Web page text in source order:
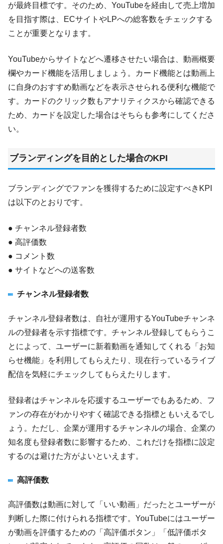
が最終目標です。そのため、YouTubeを経由して売上増加
を目指す際は、ECサイトやLPへの総客数をチェックする
ことが重要となります。
YouTubeからサイトなどへ遷移させたい場合は、動画概要
欄やカード機能を活用しましょう。カード機能とは動画上
に自身のおすすめ動画などを表示させられる便利な機能で
す。カードのクリック数もアナリティクスから確認できる
ため、カードを設定した場合はそちらも参考にしてくださ
い。
ブランディングを目的とした場合のKPI
ブランディングでファンを獲得するために設定すべきKPI
は以下のとおりです。
● チャンネル登録者数
● 高評価数
● コメント数
● サイトなどへの送客数
チャンネル登録者数
チャンネル登録者数は、自社が運用するYouTubeチャンネ
ルの登録者を示す指標です。チャンネル登録してもらうこ
とによって、ユーザーに新着動画を通知してくれる「お知
らせ機能」を利用してもらえたり、現在行っているライブ
配信を気軽にチェックしてもらえたりします。
登録者はチャンネルを応援するユーザーでもあるため、フ
ァンの存在がわかりやすく確認できる指標ともいえるでし
ょう。ただし、企業が運用するチャンネルの場合、企業の
知名度も登録者数に影響するため、これだけを指標に設定
するのは避けた方がよいといえます。
高評価数
高評価数は動画に対して「いい動画」だったとユーザーが
判断した際に付けられる指標です。YouTubeにはユーザー
が動画を評価するための「高評価ボタン」「低評価ボタ